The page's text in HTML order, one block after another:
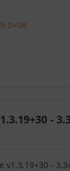
-
v1.3.19+30 -